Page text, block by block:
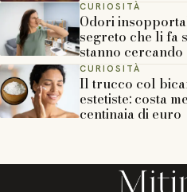
CURIOSITÀ
Odori
segreto che li fa
stanno cercando
CURIOSITÀ
Il trucco col
estetiste: costa
centinaia di euro